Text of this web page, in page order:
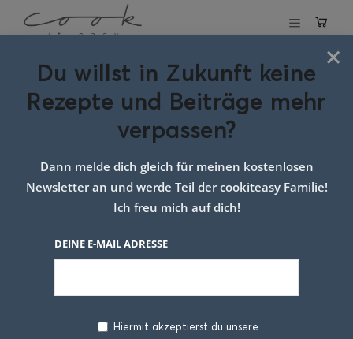
Schlagwort:Rote
Beete einfach
Rezept
×
Du willst in Zukunft keine
Rezepte und Beiträge mehr
verpassen?
Dann melde dich gleich für meinen kostenlosen
Newsletter an und werde Teil der cookiteasy Familie!
Ich freu mich auf dich!
DEINE E-MAIL ADRESSE
Hiermit akzeptierst du unsere